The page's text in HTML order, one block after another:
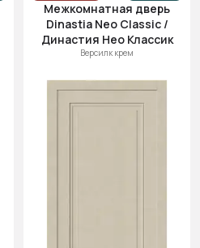
Межкомнатная дверь
Dinastia Neo Classic /
Династия Нео Классик
Версилк крем